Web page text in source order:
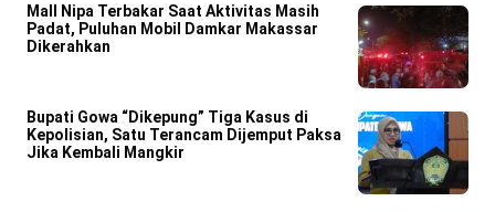
Mall Nipa Terbakar Saat Aktivitas Masih
Padat, Puluhan Mobil Damkar Makassar
Dikerahkan
Bupati Gowa “Dikepung” Tiga Kasus di
Kepolisian, Satu Terancam Dijemput Paksa
Jika Kembali Mangkir